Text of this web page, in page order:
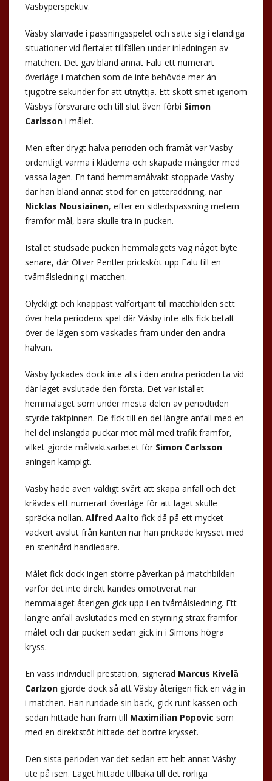
Väsbyperspektiv.
Väsby slarvade i passningsspelet och satte sig i eländiga
situationer vid flertalet tillfällen under inledningen av
matchen. Det gav bland annat Falu ett numerärt
överläge i matchen som de inte behövde mer än
tjugotre sekunder för att utnyttja. Ett skott smet igenom
Väsbys försvarare och till slut även förbi Simon
Carlssoni målet.
Men efter drygt halva perioden och framåt var Väsby
ordentligt varma i kläderna och skapade mängder med
vassa lägen. En tänd hemmamålvakt stoppade Väsby
där han bland annat stod för en jätteräddning, när
Nicklas Nousiainen, efter en sidledspassning metern
framför mål, bara skulle trä in pucken.
Istället studsade pucken hemmalagets väg något byte
senare, där Oliver Pentler pricksköt upp Falu till en
tvåmålsledning i matchen.
Olyckligt och knappast välförtjänt till matchbilden sett
över hela periodens spel där Väsby inte alls fick betalt
över de lägen som vaskades fram under den andra
halvan.
Väsby lyckades dock inte alls i den andra perioden ta vid
där laget avslutade den första. Det var istället
hemmalaget som under mesta delen av periodtiden
styrde taktpinnen. De fick till en del längre anfall med en
hel del inslängda puckar mot mål med trafik framför,
vilket gjorde målvaktsarbetet för Simon Carlsson
aningen kämpigt.
Väsby hade även väldigt svårt att skapa anfall och det
krävdes ett numerärt överläge för att laget skulle
spräcka nollan. Alfred Aalto fick då på ett mycket
vackert avslut från kanten när han prickade krysset med
en stenhård handledare.
Målet fick dock ingen större påverkan på matchbilden
varför det inte direkt kändes omotiverat när
hemmalaget återigen gick upp i en tvåmålsledning. Ett
längre anfall avslutades med en styrning strax framför
målet och där pucken sedan gick in i Simons högra
kryss.
En vass individuell prestation, signerad Marcus Kivelä
Carlzongjorde dock så att Väsby återigen fick en väg in
i matchen. Han rundade sin back, gick runt kassen och
sedan hittade han fram till Maximilian Popovic som
med en direktstöt hittade det bortre krysset.
Den sista perioden var det sedan ett helt annat Väsby
ute på isen. Laget hittade tillbaka till det rörliga